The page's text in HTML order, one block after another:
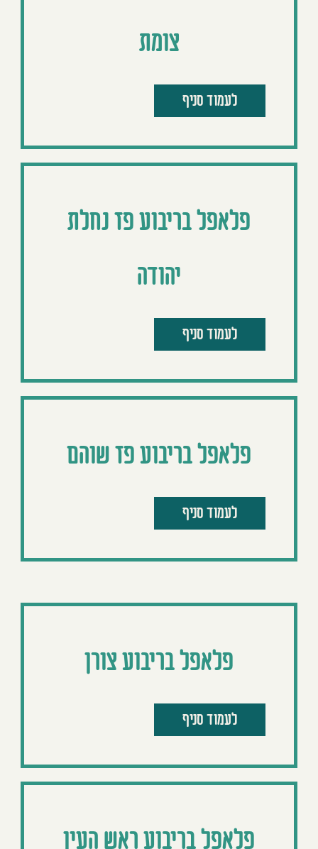
צומת
לעמוד סניף
פלאפל בריבוע פז נחלת
יהודה
לעמוד סניף
פלאפל בריבוע פז שוהם
לעמוד סניף
פלאפל בריבוע צורן
לעמוד סניף
פלאפל בריבוע ראש העין